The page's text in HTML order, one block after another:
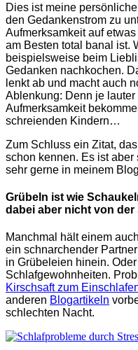
Dies ist meine
den Gedankenstrom zu
Aufmerksamkeit auf
am Besten total banal ist.
beispielsweise beim
Gedanken nachkochen.
lenkt ab und macht auch
Ablenkung: Denn je
Aufmerksamkeit
schreienden Kindern…
Zum Schluss ein Zitat,
schon kennen. Es ist aber
sehr gerne in meinem
Grübeln ist wie
dabei aber nicht von der
Manchmal hält einem
ein schnarchender
in Grübeleien hinein.
Schlafgewohnheiten.
Kirschsaft zum
anderen Blogartikeln
schlechten Nacht.